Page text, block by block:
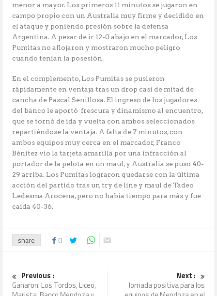
menor a mayor. Los primeros 11 minutos se jugaron en
campo propio con un Australia muy firme y decidido en
el ataque y poniendo presión sobre la defensa
Argentina. A pesar de ir 12-0 abajo en el marcador, Los
Pumitas no aflojaron y mostraron mucho peligro
cuando tenían la posesión.
En el complemento, Los Pumitas se pusieron
rápidamente en ventaja tras un drop casi de mitad de
cancha de Pascal Senillosa. El ingreso de los jugadores
del banco le aportó frescura y dinamismo al encuentro,
que se tornó de ida y vuelta con ambos seleccionados
repartiéndose la ventaja. A falta de 7 minutos, con
ambos equipos muy cerca en el marcador, Franco
Bénitez vio la tarjeta amarilla por una infracción al
portador de la pelota en un maul, y Australia se puso 40-
29 arriba. Los Pumitas lograron quedarse con la última
acción del partido tras un try de line y maul de Tadeo
Ledesma Arocena, pero no había tiempo para más y fue
caída 40-36.
share 0
Previous :
Ganaron: Los Tordos, Liceo,
Next :
Jornada positiva para los